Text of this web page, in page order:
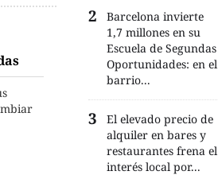
Barcelona invierte
1,7 millones en su
Escuela de Segundas
Oportunidades: en el
barrio...
El elevado precio de
alquiler en bares y
restaurantes frena el
interés local por...